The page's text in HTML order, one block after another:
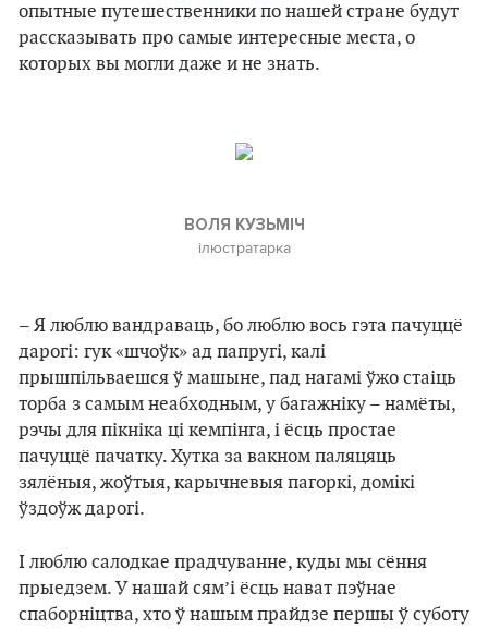
опытные путешественники по нашей стране будут
рассказывать про самые интересные места, о
которых вы могли даже и не знать.
ВОЛЯ КУЗЬМІЧ
ілюстратарка
– Я люблю вандраваць, бо люблю вось гэта пачуццё
дарогі: гук «шчоўк» ад папругі, калі
прышпільваешся ў машыне, пад нагамі ўжо стаіць
торба з самым неабходным, у багажніку – намёты,
рэчы для пікніка ці кемпінга, і ёсць простае
пачуццё пачатку. Хутка за вакном паляцяць
зялёныя, жоўтыя, карычневыя пагоркі, домікі
ўздоўж дарогі.
І люблю салодкае прадчуванне, куды мы сёння
прыедзем. У нашай сям’і ёсць нават пэўнае
спаборніцтва, хто ў нашым прайдзе першы ў суботу